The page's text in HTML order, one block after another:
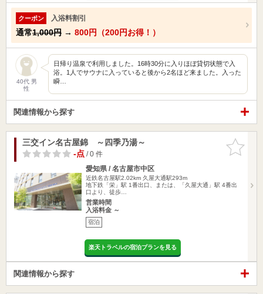
クーポン 入浴料割引
通常1,000円 → 800円（200円お得！）
40代 男
性
日帰り温泉で利用しました。16時30分に入りほぼ貸切状態で入
浴。1人でサウナに入っていると後から2名ほど来ました。入った
瞬…
関連情報から探す
お気に入
りに追加
三交イン名古屋錦 ～四季乃湯～
-点/ 0 件
愛知県 / 名古屋市中区
近鉄名古屋駅2.02km 久屋大通駅293m
地下鉄「栄」駅 1番出口、または、「久屋大通」駅 4番出
口より、徒歩…
営業時間
入浴料金 ～
宿泊
楽天トラベルの宿泊プランを見る
関連情報から探す